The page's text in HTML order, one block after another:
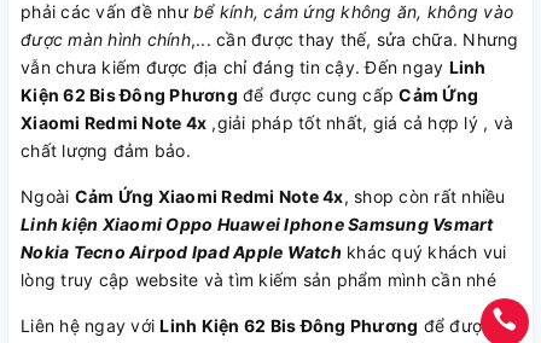
phải các vấn đề như bể kính, cảm ứng không ăn, không vào
được màn hình chính,... cần được thay thế, sửa chữa. Nhưng
vẫn chưa kiếm được địa chỉ đáng tin cậy. Đến ngay Linh
Kiện 62 Bis Đông Phương để được cung cấpCảm Ứng
Xiaomi Redmi Note 4x ,giải pháp tốt nhất, giá cả hợp lý , và
chất lượng đảm bảo.
Ngoài Cảm Ứng Xiaomi Redmi Note 4x, shop còn rất nhiều
Linh kiện Xiaomi Oppo HuaweiIphoneSamsung Vsmart
Nokia Tecno Airpod IpadApple Watch khác quý khách vui
lòng truy cập website và tìm kiếm sản phẩm mình cần nhé
Liên hệ ngay vớiLinh Kiện 62 Bis Đông Phương để được tư